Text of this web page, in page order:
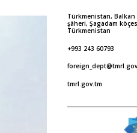
Türkmenistan, Balkan
şäheri, Şagadam
Türkmenistan
+993 243 60793
tmrl.gov.tm